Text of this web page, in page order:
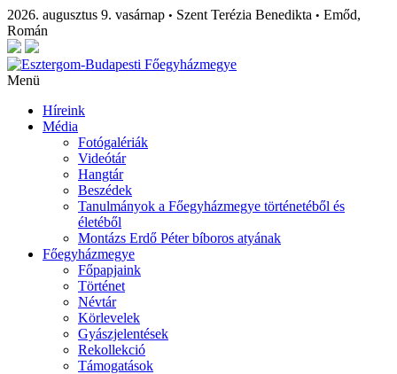
2026. augusztus 9. vasárnap • Szent Terézia Benedikta • Emőd,
Román
Menü
Híreink
Média
Fotógalériák
Videótár
Hangtár
Beszédek
Tanulmányok a Főegyházmegye történetéből és
életéből
Montázs Erdő Péter bíboros atyának
Főegyházmegye
Főpapjaink
Történet
Névtár
Körlevelek
Gyászjelentések
Rekollekció
Támogatások